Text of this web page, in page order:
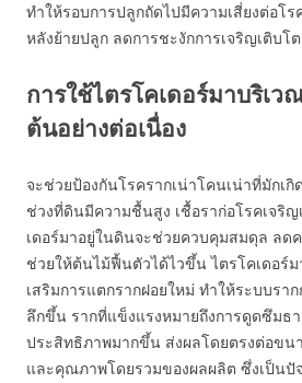
ทำให้รอบการปลูกถัดไปมีความเสี่ยงต่อโ
หลังย้ายปลูก ลดการชะงักการเจริญเติบโต
การใช้ไตรโคเดอร์มาบริเ
ต้นอย่างต่อเนื่อง
จะช่วยป้องกันโรครากเน่าโคนเน่าที่มักเ
ช่วงที่ดินมีความชื้นสูง เชื้อราก่อโรคเจริ
เดอร์มาอยู่ในดินจะช่วยควบคุมสมดุล ลด
ช่วยให้ต้นไม้ฟื้นตัวได้ไวขึ้น ไตรโคเดอร์
เสริมการแตกรากฝอยใหม่ ทำให้ระบบรา
ลึกขึ้น รากที่แข็งแรงหมายถึงการดูดซึมธ
ประสิทธิภาพมากขึ้น ส่งผลโดยตรงต่อข
และคุณภาพโดยรวมของผลผลิต ซึ่งเป็น